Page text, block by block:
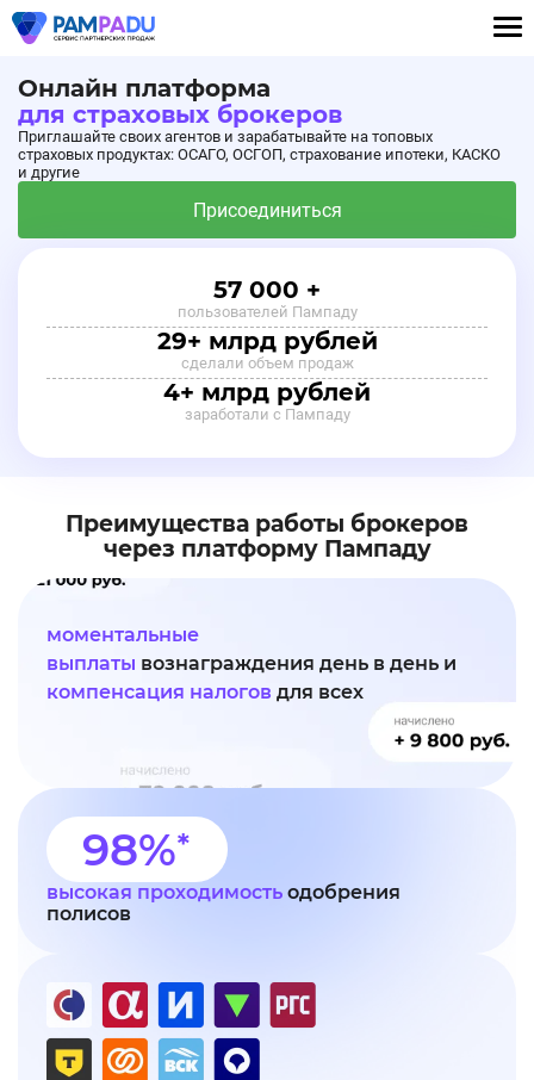
Онлайн платформа
для страховых брокеров
Приглашайте своих агентов и зарабатывайте на топовых
страховых продуктах: ОСАГО, ОСГОП, страхование ипотеки, КАСКО
и другие
Присоединиться
57 000 +
пользователей Пампаду
29+ млрд рублей
сделали объем продаж
4+ млрд рублей
заработали с Пампаду
Преимущества работы брокеров
через платформу Пампаду
моментальные
выплаты вознаграждения день в день и
компенсация налогов для всех
98%
высокая проходимость одобрения
полисов